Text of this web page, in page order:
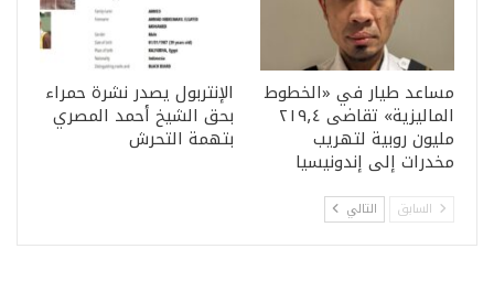
مساعد طيار في «الخطوط
الماليزية» تقاضى ٢١٩٫٤
مليون روبية لتهريب
مخدرات إلى إندونيسيا
الإنتربول يصدر نشرة حمراء
بحق الشيخ أحمد المصري
بتهمة التحرش
السابق التالي